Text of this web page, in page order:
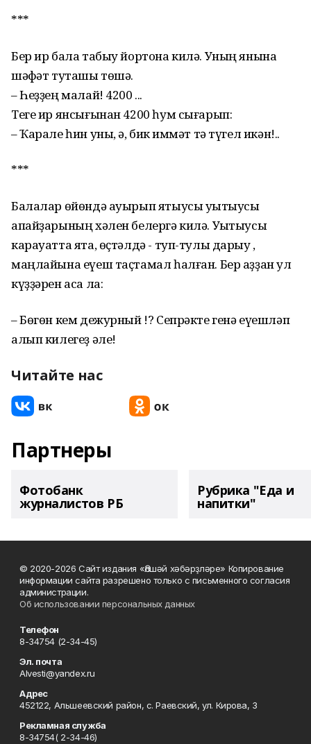
***
Бер ир бала табыу йортона килә. Уның янына
шәфҡәт туташы төшә.
– Һеҙҙең малай! 4200 ...
Теге ир янсығынан 4200 һум сығарып:
– Ҡарале һин уны, ә, бик ҡиммәт тә түгел икән!..
***
Балалар өйөндә ауырып ятыусы уҡытыусы
апайҙарының хәлен белергә килә. Уҡытыусы
карауатта ята, өҫтәлдә - туп-тулы дарыу ,
маңлайына еүеш таҫтамал һалған. Бер аҙҙан ул
күҙҙәрен аса ла:
– Бөгөн кем дежурный !? Сепрәкте генә еүешләп
алып килегеҙ әле!
Читайте нас
Партнеры
Фотобанк
журналистов РБ
Рубрика "Еда и
напитки"
© 2020-2026 Сайт издания «Әлшәй хәбәрҙләре» Копирование
информации сайта разрешено только с письменного согласия
администрации.
Об использовании персональных данных
Телефон
8-34754 (2-34-45)
Эл. почта
Alvesti@yandex.ru
Адрес
452122, Альшеевский район, с. Раевский, ул. Кирова, 3
Рекламная служба
8-34754( 2-34-46)